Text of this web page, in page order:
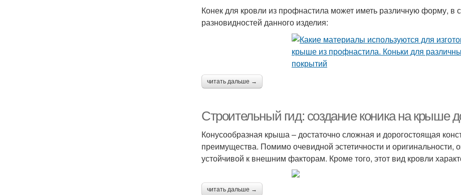
Конек для кровли из профнастила может иметь различную форму, в
разновидностей данного изделия:
читать дальше →
Строительный гид: создание коника на крыше
Конусообразная крыша – достаточно сложная и дорогостоящая
преимущества. Помимо очевидной эстетичности и оригинальности,
устойчивой к внешним факторам. Кроме того, этот вид кровли
читать дальше →